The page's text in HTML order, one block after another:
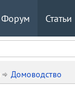
Форум Статьи
Домоводство